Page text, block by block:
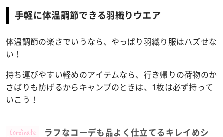
手軽に体温調節できる羽織りウエア
体温調節の楽さでいうなら、やっぱり羽織り服はハズせな
い！
持ち運びやすい軽めのアイテムなら、行き帰りの荷物のか
さばりも防げるからキャンプのときは、1枚は必ず持って
いこう！
Cordinate
ラフなコーデも品よく仕立てるキレイめシ